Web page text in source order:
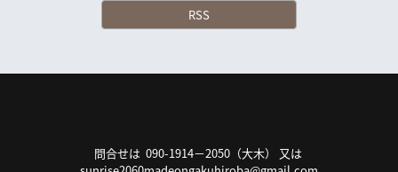
RSS
問合せは 090-1914－2050（大木） 又は